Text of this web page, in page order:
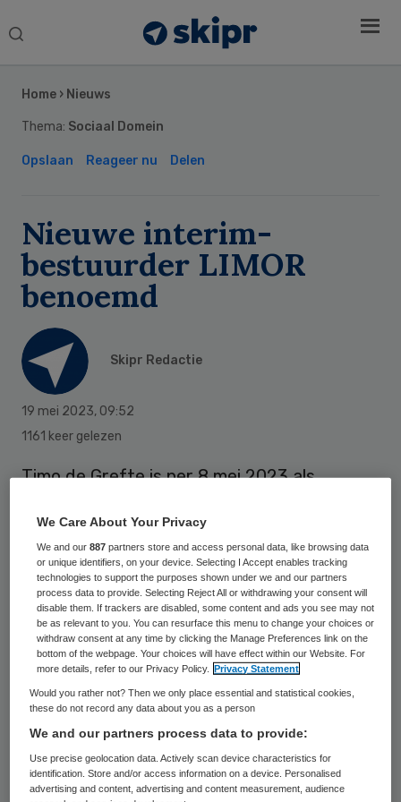
Search
Home › Nieuws
Thema: Sociaal Domein
Opslaan Reageer nu Delen
Nieuwe interim-
bestuurder LIMOR
benoemd
Skipr Redactie
19 mei 2023, 09:52
1161 keer gelezen
Timo de Grefte is per 8 mei 2023 als
volgt hiermee vertrekkend bestuurder Aart
van Walstijn op. Naar verwachting zal De
Grefte ongeveer een jaar betrokken zijn bij
LIMOR. Walstijn zet zijn loopbaan als
bestuurder voort bij BCM Ouderenzorg in
Groningen.
“De Grefte heeft een lange staat van
dienst in de geestelijke gezondheidszorg,
onder andere als bestuurder bij GGZ
Sidebar
We Care About Your Privacy
We and our887 partners store and access personal data, like browsing data
or unique identifiers, on your device. Selecting I Accept enables tracking
technologies to support the purposes shown under we and our partners
process data to provide. Selecting Reject All or withdrawing your consent will
disable them. If trackers are disabled, some content and ads you see may not
be as relevant to you. You can resurface this menu to change your choices or
withdraw consent at any time by clicking the Manage Preferences link on the
bottom of the webpage. Your choices will have effect within our Website. For
more details, refer to our Privacy Policy.
Privacy Statement
Would you rather not? Then we only place essential and statistical cookies,
these do not record any data about you as a person
We and our partners process data to provide:
Use precise geolocation data. Actively scan device characteristics for
identification. Store and/or access information on a device. Personalised
advertising and content, advertising and content measurement, audience